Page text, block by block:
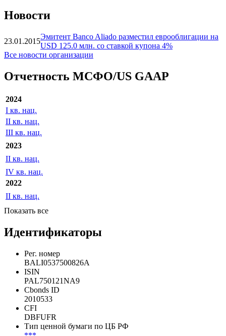
Новости
23.01.2015
Эмитент Banco Aliado разместил еврооблигации на
USD 125.0 млн. со ставкой купона 4%
Все новости организации
Отчетность МСФО/US GAAP
2024
I кв. нац.
II кв. нац.
III кв. нац.
2023
II кв. нац.
IV кв. нац.
2022
II кв. нац.
Показать все
Идентификаторы
Рег. номер
BALI0537500826A
ISIN
PAL750121NA9
Cbonds ID
2010533
CFI
DBFUFR
Тип ценной бумаги по ЦБ РФ